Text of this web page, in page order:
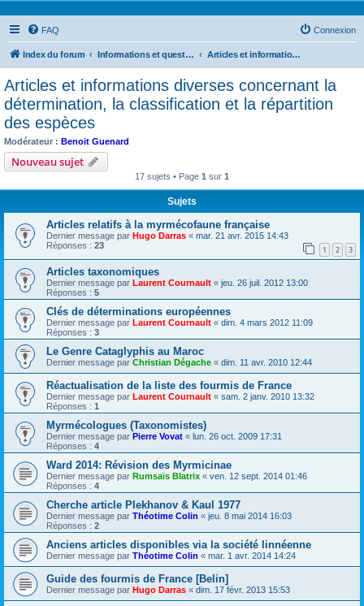
FAQ Connexion
Index du forum Informations et questions taxonomiques Articles et informations diverses concernant la détermination, la classification et la répartition des espèces
Articles et informations diverses concernant la
détermination, la classification et la répartition
des espèces
Modérateur : Benoit Guenard
Nouveau sujet
17 sujets • Page 1 sur 1
Sujets
Articles relatifs à la myrmécofaune française
Dernier message par Hugo Darras « mar. 21 avr. 2015 14:43
Réponses : 23 1 2 3
Articles taxonomiques
Dernier message par Laurent Cournault « jeu. 26 juil. 2012 13:00
Réponses : 5
Clés de déterminations européennes
Dernier message par Laurent Cournault « dim. 4 mars 2012 11:09
Réponses : 3
Le Genre Cataglyphis au Maroc
Dernier message par Christian Dégache « dim. 11 avr. 2010 12:44
Réactualisation de la liste des fourmis de France
Dernier message par Laurent Cournault « sam. 2 janv. 2010 13:32
Réponses : 1
Myrmécologues (Taxonomistes)
Dernier message par Pierre Vovat « lun. 26 oct. 2009 17:31
Réponses : 4
Ward 2014: Révision des Myrmicinae
Dernier message par Rumsaïs Blatrix « ven. 12 sept. 2014 01:46
Réponses : 4
Cherche article Plekhanov & Kaul 1977
Dernier message par Théotime Colin « jeu. 8 mai 2014 16:03
Réponses : 2
Anciens articles disponibles via la société linnéenne
Dernier message par Théotime Colin « mar. 1 avr. 2014 14:24
Guide des fourmis de France [Belin]
Dernier message par Hugo Darras « dim. 17 févr. 2013 15:53